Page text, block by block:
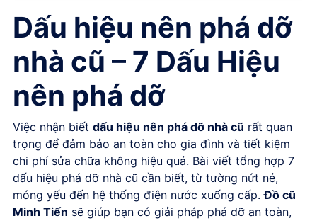
Dấu hiệu nên phá dỡ
nhà cũ – 7 Dấu Hiệu
nên phá dỡ
Việc nhận biết dấu hiệu nên phá dỡ nhà cũ rất quan
trọng để đảm bảo an toàn cho gia đình và tiết kiệm
chi phí sửa chữa không hiệu quả. Bài viết tổng hợp 7
dấu hiệu phá dỡ nhà cũ cần biết, từ tường nứt nẻ,
móng yếu đến hệ thống điện nước xuống cấp.Đồ cũ
Minh Tiến sẽ giúp bạn có giải pháp phá dỡ an toàn,